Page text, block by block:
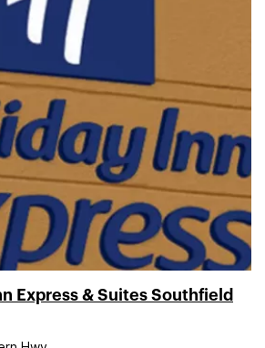
Express & Suites Southfield